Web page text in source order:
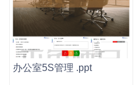
办公室5S管理 .ppt